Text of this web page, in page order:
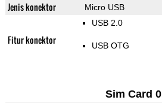
Jenis konektor Micro USB
Fitur konektor
USB 2.0
USB OTG
Sim Card 0